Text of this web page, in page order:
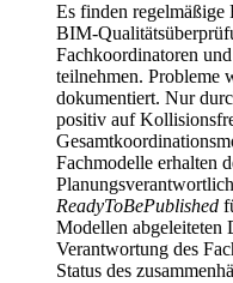
Es finden
BIM-
Fachkoordinatoren
teilnehmen. Probleme
dokumentiert. Nur
positiv auf
Fachmodelle erhalten
ReadyToBePublished
Modellen abgeleiteten
Verantwortung des
Status des